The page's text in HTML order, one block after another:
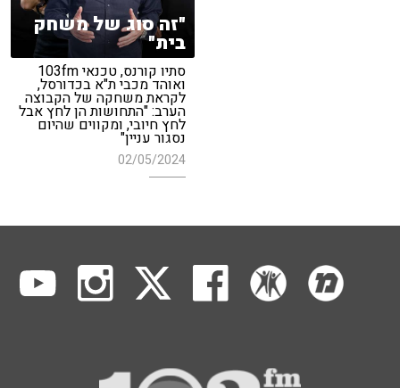
"זה סוג של משחק
בית"
סתיו קורנס, טכנאי 103fm
ואוהד מכבי ת"א בכדורסל,
לקראת משחקה של הקבוצה
הערב: "התחושות הן לחץ אבל
לחץ חיובי, ומקווים שהיום
נסגור עניין"
02/05/2024